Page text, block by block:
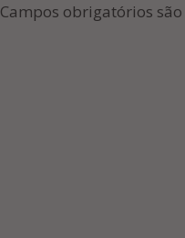
Campos obrigatórios